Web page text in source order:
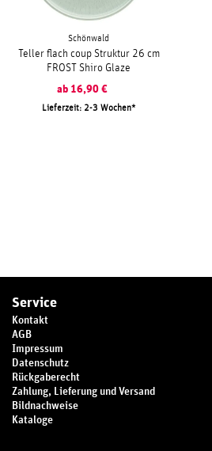
Schönwald
Teller flach coup Struktur 26 cm
FROST Shiro Glaze
ab 16,90 €
Lieferzeit: 2-3 Wochen
Service
Kontakt
AGB
Impressum
Datenschutz
Rückgaberecht
Zahlung, Lieferung und Versand
Bildnachweise
Kataloge